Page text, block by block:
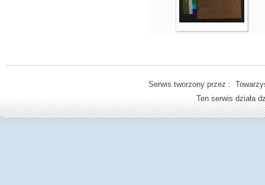
Serwis tworzony przez :
Ten serwis działa